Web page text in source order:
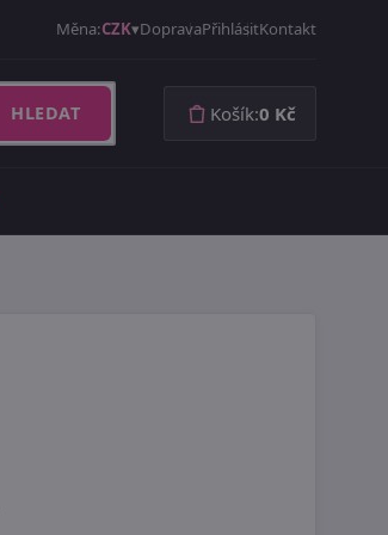
Měna:CZK DopravaPřihlásitKontakt
HLEDAT Košík:0 Kč